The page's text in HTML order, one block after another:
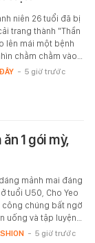
niên 26 tuổi đã bị
trang thành "Thần
lên mái một bệnh
chằm chằm vào…
- 5 giờ trước
1 gói mỳ,
mảnh mai đáng
tuổi U50, Cho Yeo
công chúng bất ngờ
uống và tập luyện…
- 5 giờ trước